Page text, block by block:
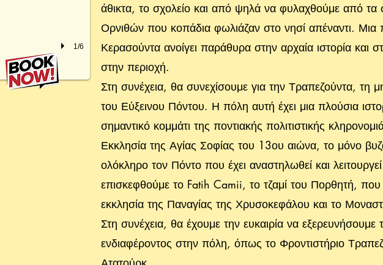
1/6
άθικτα, το σχολείο και από ψηλά να φυλαχθούμε από
Ορνιθών που κοπάδια φωλιάζαν στο νησί απέναντι. Μια
Κερασούντα ανοίγει παράθυρα στην αρχαία ιστορία και
στην περιοχή.
Στη συνέχεια, θα συνεχίσουμε για την Τραπεζούντα,
του Εύξεινου Πόντου. Η πόλη αυτή έχει μια πλούσια
σημαντικό κομμάτι της ποντιακής πολιτιστικής
Εκκλησία της Αγίας Σοφίας του 13ου αιώνα, το μόνο
ολόκληρο τον Πόντο που έχει αναστηλωθεί και
επισκεφθούμε το Fatih Camii, το τζαμί του Πορθητή, που
εκκλησία της Παναγίας της Χρυσοκεφάλου και το
Στη συνέχεια, θα έχουμε την ευκαιρία να εξερευνήσουμε
ενδιαφέροντος στην πόλη, όπως το Φροντιστήριο